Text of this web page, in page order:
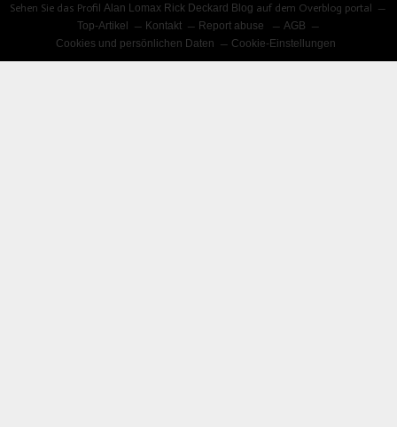
Sehen Sie das ProfilAlan Lomax Rick Deckard Blog auf dem Overblog portal
Top-Artikel
Kontakt Report abuse
AGB
Cookies und persönlichen Daten
Cookie-Einstellungen